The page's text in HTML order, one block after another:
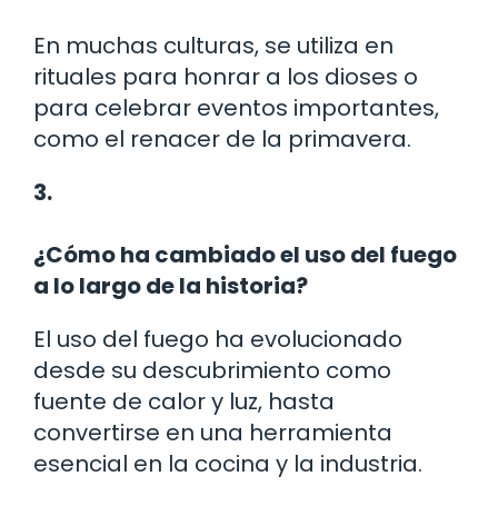
En muchas culturas, se utiliza en
rituales para honrar a los dioses o
para celebrar eventos importantes,
como el renacer de la primavera.
3.
¿Cómo ha cambiado el uso del fuego
a lo largo de la historia?
El uso del fuego ha evolucionado
desde su descubrimiento como
fuente de calor y luz, hasta
convertirse en una herramienta
esencial en la cocina y la industria.